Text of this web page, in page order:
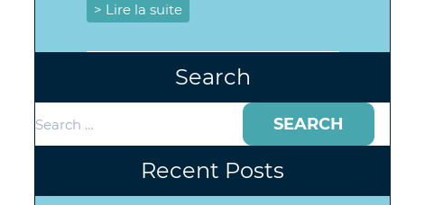
> Lire la suite
Search
for:
Recent Posts